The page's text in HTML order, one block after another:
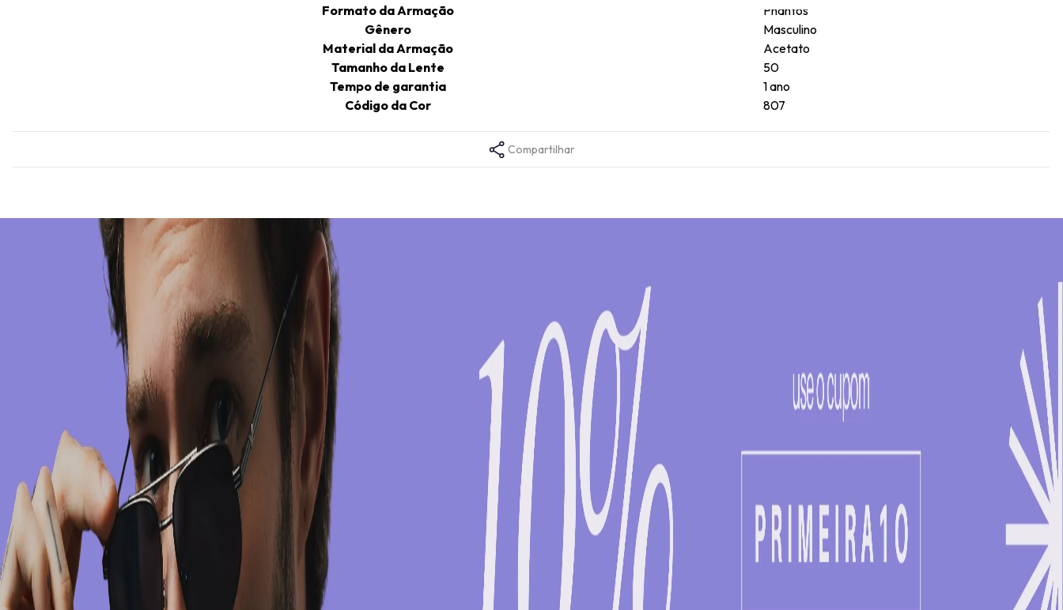
Formato da Armação
Phantos
Gênero
Masculino
Material da Armação
Acetato
Tamanho da Lente
50
Tempo de garantia
1 ano
Código da Cor
807
Compartilhar